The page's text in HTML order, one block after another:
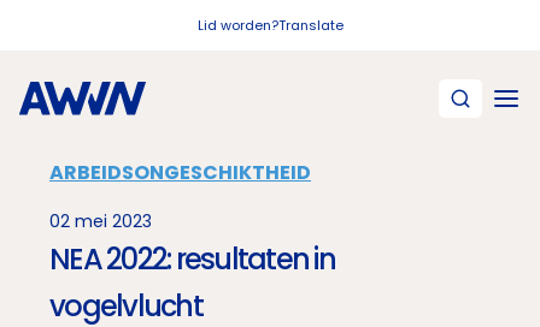
Lid worden?Translate
ARBEIDSONGESCHIKTHEID
02 mei 2023
NEA 2022: resultaten in
vogelvlucht